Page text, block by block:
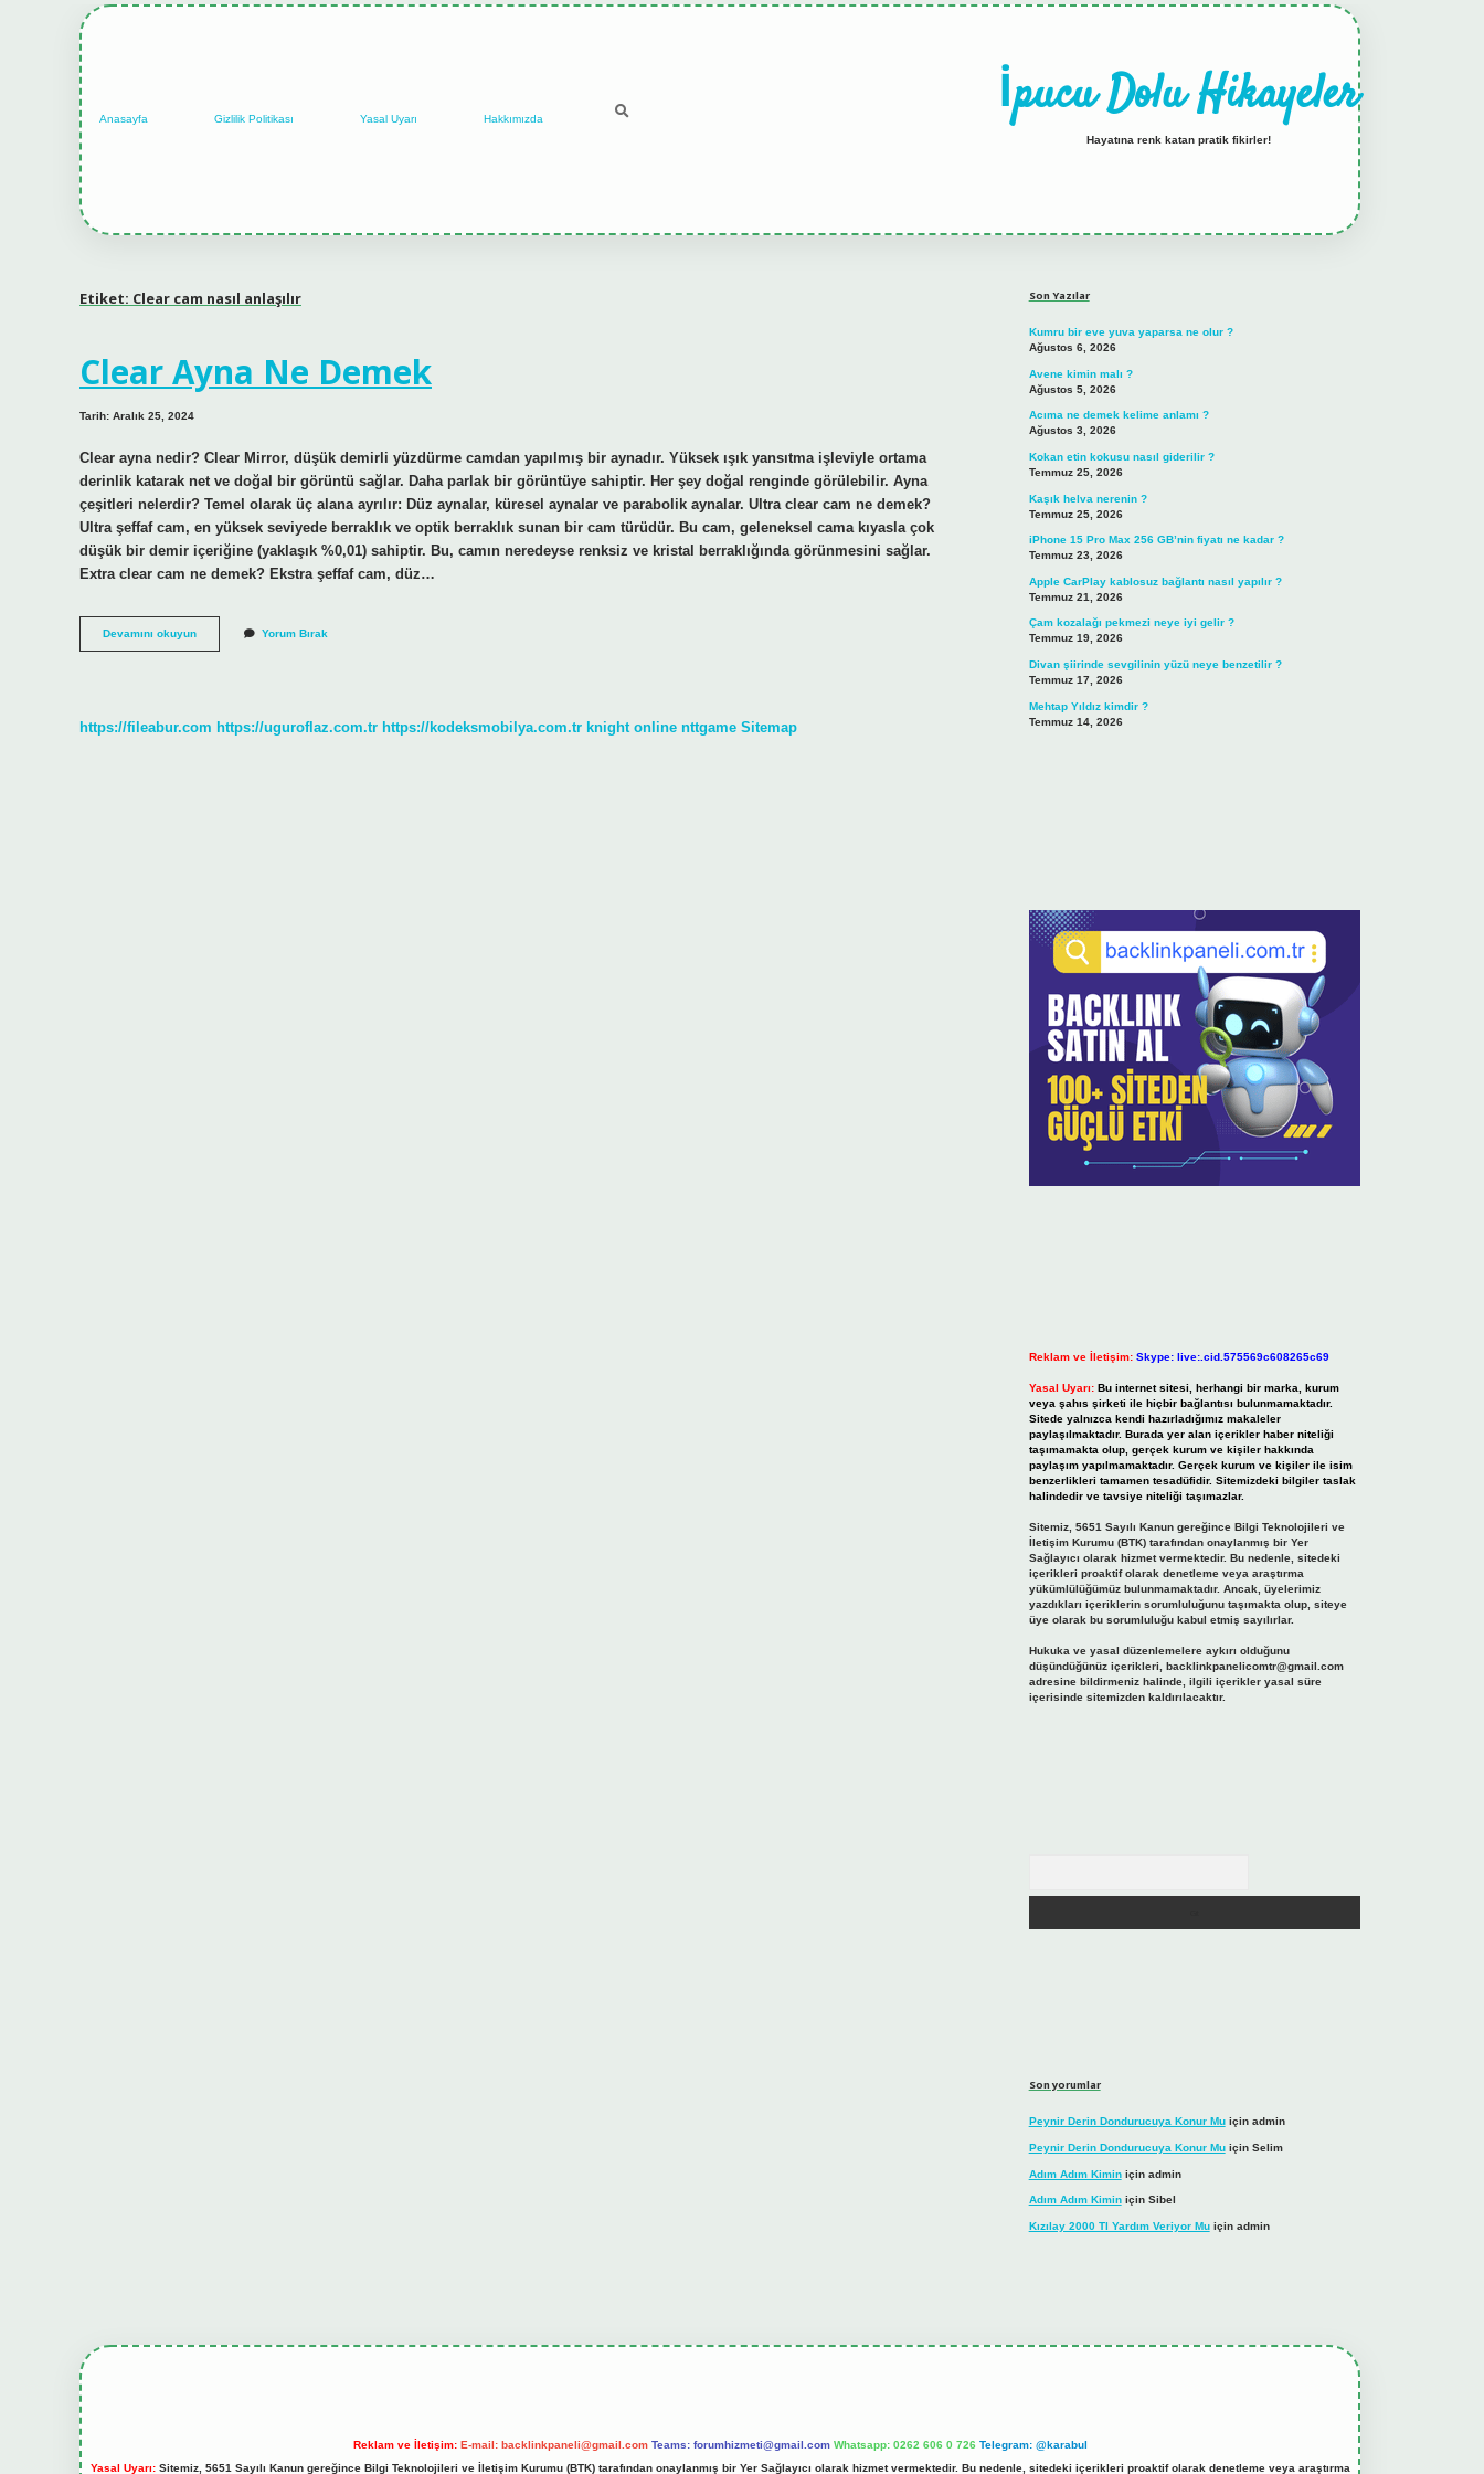
Anasayfa Gizlilik Politikası Yasal Uyarı Hakkımızda İpucu Dolu Hikayeler
Hayatına renk katan pratik fikirler!
Etiket: Clear cam nasıl anlaşılır
Clear Ayna Ne Demek
Tarih: Aralık 25, 2024
Clear ayna nedir? Clear Mirror, düşük demirli yüzdürme camdan yapılmış bir aynadır. Yüksek ışık yansıtma işleviyle ortama
derinlik katarak net ve doğal bir görüntü sağlar. Daha parlak bir görüntüye sahiptir. Her şey doğal renginde görülebilir. Ayna
çeşitleri nelerdir? Temel olarak üç alana ayrılır: Düz aynalar, küresel aynalar ve parabolik aynalar. Ultra clear cam ne demek?
Ultra şeffaf cam, en yüksek seviyede berraklık ve optik berraklık sunan bir cam türüdür. Bu cam, geleneksel cama kıyasla çok
düşük bir demir içeriğine (yaklaşık %0,01) sahiptir. Bu, camın neredeyse renksiz ve kristal berraklığında görünmesini sağlar.
Extra clear cam ne demek? Ekstra şeffaf cam, düz…
Devamını okuyunClear
Ayna
Yorum Bırak
https://fileabur.com https://uguroflaz.com.tr https://kodeksmobilya.com.tr knight online nttgame Sitemap
Son Yazılar
Kumru bir eve yuva yaparsa ne olur ?
Ağustos 6, 2026
Avene kimin malı ?
Ağustos 5, 2026
Acıma ne demek kelime anlamı ?
Ağustos 3, 2026
Kokan etin kokusu nasıl giderilir ?
Temmuz 25, 2026
Kaşık helva nerenin ?
Temmuz 25, 2026
iPhone 15 Pro Max 256 GB’nin fiyatı ne kadar ?
Temmuz 23, 2026
Apple CarPlay kablosuz bağlantı nasıl yapılır ?
Temmuz 21, 2026
Çam kozalağı pekmezi neye iyi gelir ?
Temmuz 19, 2026
Divan şiirinde sevgilinin yüzü neye benzetilir ?
Temmuz 17, 2026
Mehtap Yıldız kimdir ?
Temmuz 14, 2026
Reklam ve İletişim: Skype: live:.cid.575569c608265c69
Yasal Uyarı: Bu internet sitesi, herhangi bir marka, kurum
veya şahıs şirketi ile hiçbir bağlantısı bulunmamaktadır.
Sitede yalnızca kendi hazırladığımız makaleler
paylaşılmaktadır. Burada yer alan içerikler haber niteliği
taşımamakta olup, gerçek kurum ve kişiler hakkında
paylaşım yapılmamaktadır. Gerçek kurum ve kişiler ile isim
benzerlikleri tamamen tesadüfidir. Sitemizdeki bilgiler taslak
halindedir ve tavsiye niteliği taşımazlar.
Sitemiz, 5651 Sayılı Kanun gereğince Bilgi Teknolojileri ve
İletişim Kurumu (BTK) tarafından onaylanmış bir Yer
Sağlayıcı olarak hizmet vermektedir. Bu nedenle, sitedeki
içerikleri proaktif olarak denetleme veya araştırma
yükümlülüğümüz bulunmamaktadır. Ancak, üyelerimiz
yazdıkları içeriklerin sorumluluğunu taşımakta olup, siteye
üye olarak bu sorumluluğu kabul etmiş sayılırlar.
Hukuka ve yasal düzenlemelere aykırı olduğunu
düşündüğünüz içerikleri, backlinkpanelicomtr@gmail.com
adresine bildirmeniz halinde, ilgili içerikler yasal süre
içerisinde sitemizden kaldırılacaktır.
Son yorumlar
Peynir Derin Dondurucuya Konur Muiçin admin
Peynir Derin Dondurucuya Konur Muiçin Selim
Adım Adım Kiminiçin admin
Adım Adım Kiminiçin Sibel
Kızılay 2000 Tl Yardım Veriyor Muiçin admin
Reklam ve İletişim: E-mail: backlinkpaneli@gmail.com Teams: forumhizmeti@gmail.com Whatsapp: 0262 606 0 726 Telegram: @karabul
Yasal Uyarı:Sitemiz, 5651 Sayılı Kanun gereğince Bilgi Teknolojileri ve İletişim Kurumu (BTK) tarafından onaylanmış bir Yer Sağlayıcı olarak hizmet vermektedir. Bu nedenle, sitedeki içerikleri proaktif olarak denetleme veya araştırma